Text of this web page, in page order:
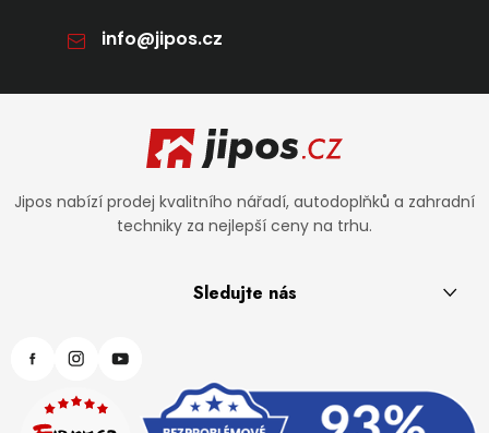
info@jipos.cz
Zápatí
Jipos nabízí prodej kvalitního nářadí, autodoplňků a zahradní
techniky za nejlepší ceny na trhu.
Sledujte nás